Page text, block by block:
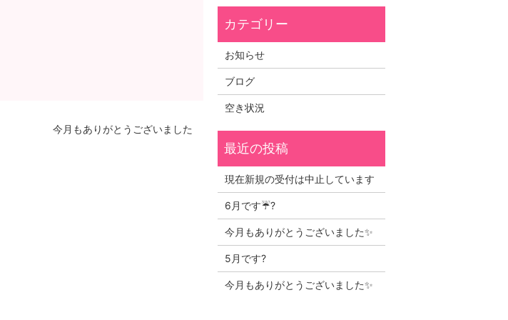
今月もありがとうございました
お知らせ
ブログ
空き状況
現在新規の受付は中止しています
6月です☔?
今月もありがとうございました✨
5月です?
今月もありがとうございました✨